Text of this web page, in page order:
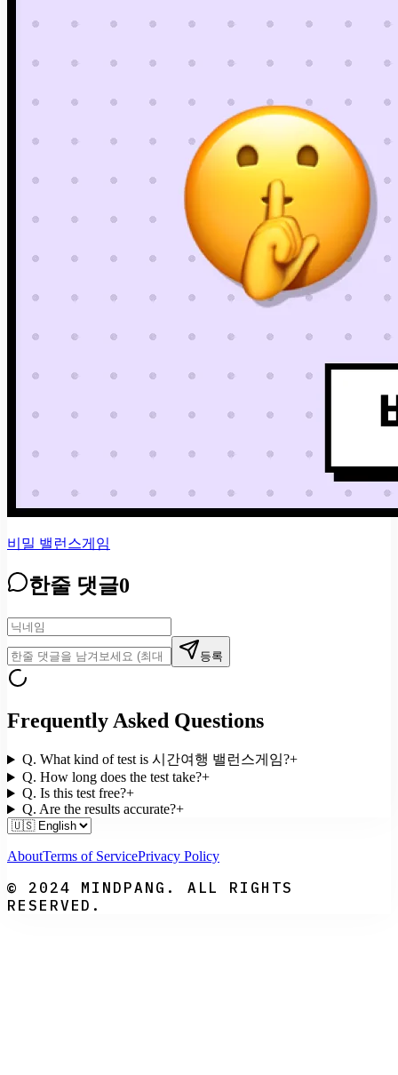
비밀 밸런스게임
한줄 댓글0
등록
Frequently Asked Questions
Q. What kind of test is 시간여행 밸런스게임?+
Q. How long does the test take?+
Q. Is this test free?+
Q. Are the results accurate?+
AboutTerms of ServicePrivacy Policy
© 2024 MINDPANG. ALL RIGHTS
RESERVED.